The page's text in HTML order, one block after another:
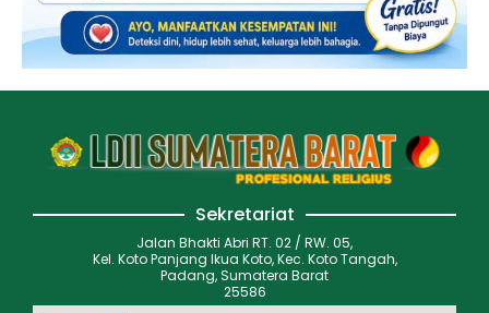
Sekretariat
Jalan Bhakti Abri RT. 02 / RW. 05,
Kel. Koto Panjang Ikua Koto, Kec. Koto Tangah,
Padang, Sumatera Barat
25586